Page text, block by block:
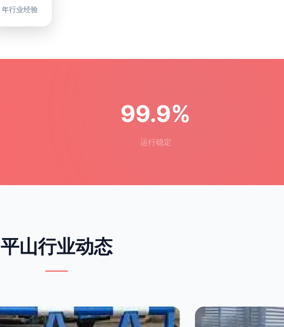
年行业经验
99.9%
运行稳定
平山行业动态